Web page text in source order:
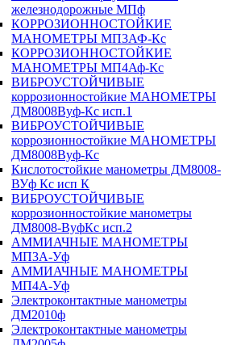
железнодорожные МПф
КОРРОЗИОННОСТОЙКИЕ
МАНОМЕТРЫ МП3АФ-Кс
КОРРОЗИОННОСТОЙКИЕ
МАНОМЕТРЫ МП4Аф-Кс
ВИБРОУСТОЙЧИВЫЕ
коррозионностойкие МАНОМЕТРЫ
ДМ8008Вуф-Кс исп.1
ВИБРОУСТОЙЧИВЫЕ
коррозионностойкие МАНОМЕТРЫ
ДМ8008Вуф-Кс
Кислотостойкие манометры ДМ8008-
ВУф Кс исп К
ВИБРОУСТОЙЧИВЫЕ
коррозионностойкие манометры
ДМ8008-ВуфКс исп.2
АММИАЧНЫЕ МАНОМЕТРЫ
МП3А-Уф
АММИАЧНЫЕ МАНОМЕТРЫ
МП4А-Уф
Электроконтактные манометры
ДМ2010ф
Электроконтактные манометры